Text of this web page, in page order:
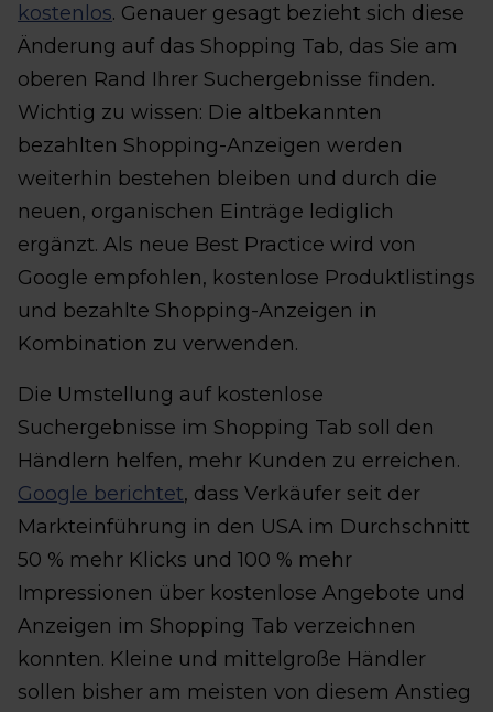
kostenlos. Genauer gesagt bezieht sich diese
Änderung auf das Shopping Tab, das Sie am
oberen Rand Ihrer Suchergebnisse finden.
Wichtig zu wissen: Die altbekannten
bezahlten Shopping-Anzeigen werden
weiterhin bestehen bleiben und durch die
neuen, organischen Einträge lediglich
ergänzt. Als neue Best Practice wird von
Google empfohlen, kostenlose Produktlistings
und bezahlte Shopping-Anzeigen in
Kombination zu verwenden.
Die Umstellung auf kostenlose
Suchergebnisse im Shopping Tab soll den
Händlern helfen, mehr Kunden zu erreichen.
Google berichtet, dass Verkäufer seit der
Markteinführung in den USA im Durchschnitt
50 % mehr Klicks und 100 % mehr
Impressionen über kostenlose Angebote und
Anzeigen im Shopping Tab verzeichnen
konnten. Kleine und mittelgroße Händler
sollen bisher am meisten von diesem Anstieg